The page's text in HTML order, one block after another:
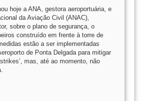
hoje a ANA, gestora aeroportuária, e
da Aviação Civil (ANAC),
sobre o plano de segurança, o
construído em frente à torre de
estão a ser implementadas
de Ponta Delgada para mitigar
mas, até ao momento, não